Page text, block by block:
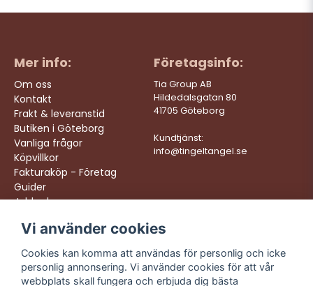
Mer info:
Om oss
Kontakt
Frakt & leveranstid
Butiken i Göteborg
Vanliga frågor
Köpvillkor
Fakturaköp - Företag
Guider
Jobba hos oss
Företagsinfo:
Tia Group AB
Hildedalsgatan 80
41705 Göteborg
Kundtjänst:
info@tingeltangel.se
Följ oss:
Instagram
Facebook
Vi levererar:
Snabba leveranser
Trygga köp
Fri frakt över 499:-
Vi använder cookies
Cookies kan komma att användas för personlig och icke
personlig annonsering. Vi använder cookies för att vår
webbplats skall fungera och erbjuda dig bästa